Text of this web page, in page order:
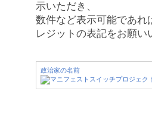
示いただき、
数件など表示可能であれ
レジットの表記をお願い
政治家の名前